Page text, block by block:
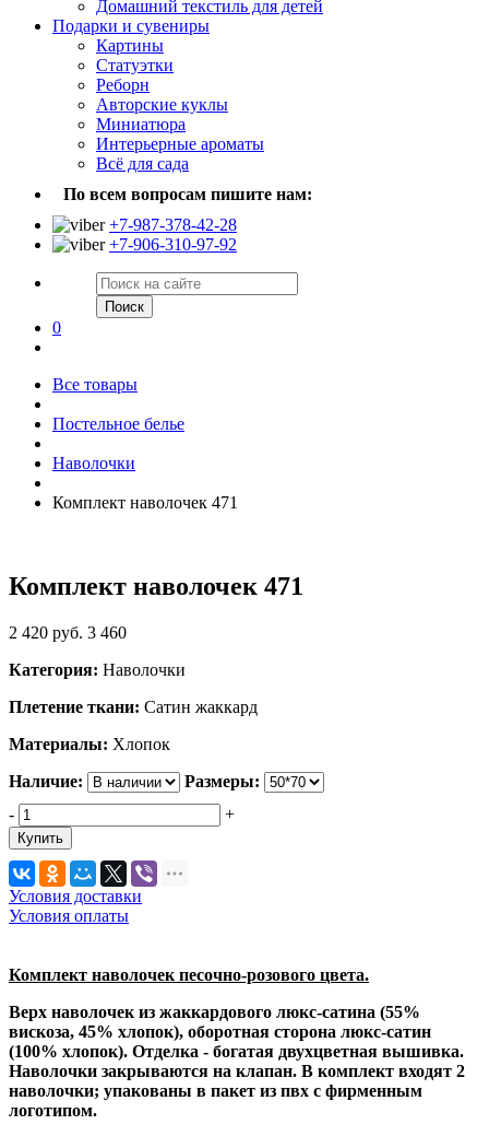
Домашний текстиль для детей
Подарки и сувениры
Картины
Статуэтки
Реборн
Авторские куклы
Миниатюра
Интерьерные ароматы
Всё для сада
По всем вопросам пишите нам:
+7-987-378-42-28
+7-906-310-97-92
Поиск
0
Все товары
Постельное белье
Наволочки
Комплект наволочек 471
Комплект наволочек 471
2 420 руб. 3 460
Категория: Наволочки
Плетение ткани: Сатин жаккард
Материалы: Хлопок
Наличие:
Размеры:
-
+
Купить
Условия доставки
Условия оплаты
Комплект наволочек песочно-розового цвета.
Верх наволочек из жаккардового люкс-сатина (55%
вискоза, 45% хлопок), оборотная сторона люкс-сатин
(100% хлопок). Отделка - богатая двухцветная вышивка.
Наволочки закрываются на клапан. В комплект входят 2
наволочки; упакованы в пакет из пвх с фирменным
логотипом.